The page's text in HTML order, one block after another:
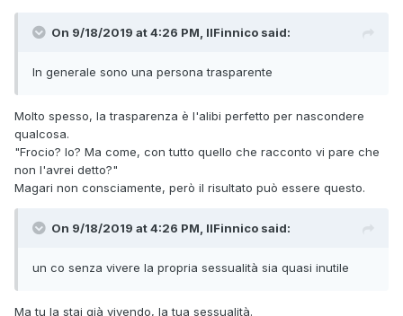
On 9/18/2019 at 4:26 PM, IlFinnico said:
In generale sono una persona trasparente
Molto spesso, la trasparenza è l'alibi perfetto per nascondere
qualcosa.
"Frocio? Io? Ma come, con tutto quello che racconto vi pare che
non l'avrei detto?"
Magari non consciamente, però il risultato può essere questo.
On 9/18/2019 at 4:26 PM, IlFinnico said:
un co senza vivere la propria sessualità sia quasi inutile
Ma tu la stai già vivendo, la tua sessualità.